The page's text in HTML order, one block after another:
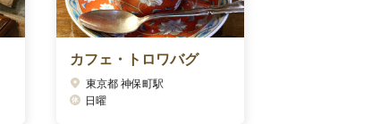
カフェ・トロワバグ
東京都 神保町駅
日曜